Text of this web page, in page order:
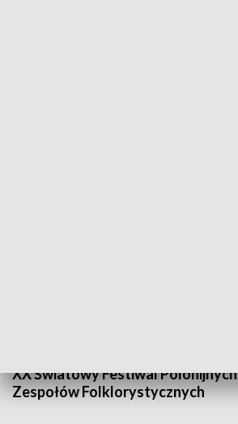
XX Światowy Festiwal Polonijnych
Zespołów Folklorystycznych